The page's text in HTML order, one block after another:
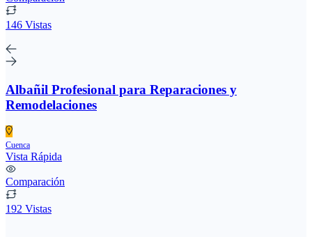
146 Vistas
Albañil Profesional para Reparaciones y
Remodelaciones
Cuenca
Vista Rápida
Comparación
192 Vistas